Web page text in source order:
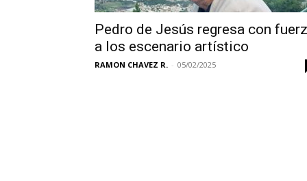
Pedro de Jesús regresa con
a los escenario artístico
RAMON CHAVEZ R. - 05/02/2025